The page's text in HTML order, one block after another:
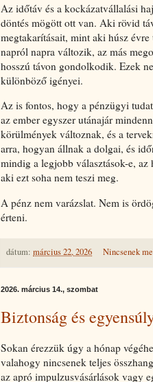
Az időtáv és a kockázatvállalási
döntés mögött ott van. Aki rövid
megtakarításait, mint aki húsz
napról napra változik, az más
hosszú távon gondolkodik. Ezek
különböző igényei.
Az is fontos, hogy a pénzügyi
az ember egyszer utánajár
körülmények változnak, és a
arra, hogyan állnak a dolgai, és
mindig a legjobb választások-e,
aki ezt soha nem teszi meg.
A pénz nem varázslat. Nem is
érteni.
dátum: március 22, 2026 Nincsenek
2026. március 14., szombat
Biztonság és
Sokan érezzük úgy a hónap
valahogy nincsenek teljes
az apró impulzusvásárlások vagy